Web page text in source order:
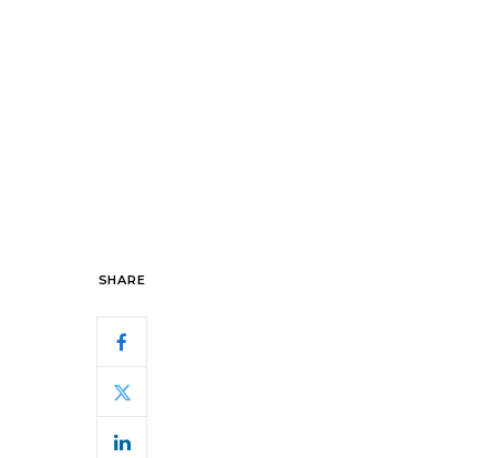
SHARE